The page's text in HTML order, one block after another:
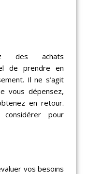
des achats
de prendre en
Il ne s’agit
vous dépensez,
en retour.
pour
vos besoins